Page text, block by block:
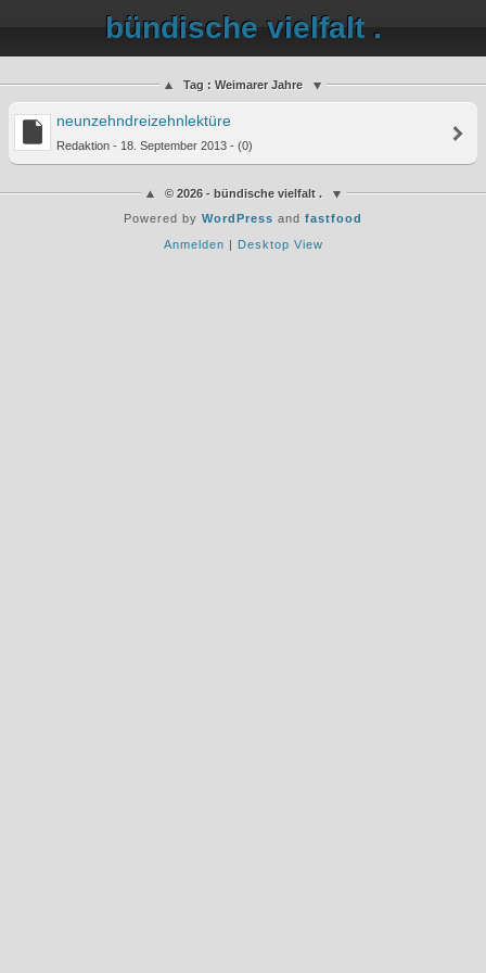
bündische vielfalt .
Tag : Weimarer Jahre
neunzehndreizehnlektüre
Redaktion - 18. September 2013 - (0)
© 2026 - bündische vielfalt .
Powered by WordPress and fastfood
Anmelden | Desktop View